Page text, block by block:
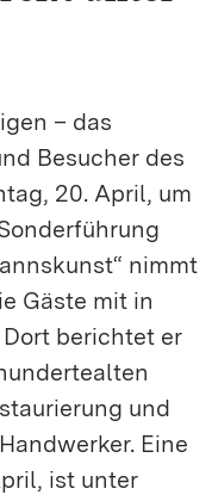
– das
Besucher des
20. April, um
nimmt
Gäste mit in
berichtet er
und
Eine
ist unter